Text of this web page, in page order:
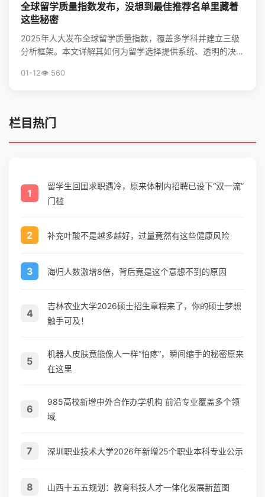
全球留学质量指数发布，没想到最佳推荐名单里藏着
这些秘密
2025年人大发布全球留学质量指数，覆盖多学科并建立三级
分析框架。本文详解其如何为留学选择提供系统、透明的决策
01-12👁️ 560
栏目热门
1
留学生回国求职遇冷，原来体制内招聘已设下“双一流”
门槛
2 补充叶酸不是越多越好，过量竟然有这些健康风险
3 海归人数激增8倍，背后竟是这个意想不到的原因
4
吉林农业大学2026硕士招生章程来了，你的硕士梦想
触手可及！
5
机器人皮肤竟能像人一样“怕疼”，瞬间缩手的秘密原来
在这里
6
985高校新增中外合作办学机构 前沿专业覆盖多个领
域
7 深圳职业技术大学2026年新增25个职业本科专业公示
8 山西十五五规划：教育科技人才一体化发展新蓝图